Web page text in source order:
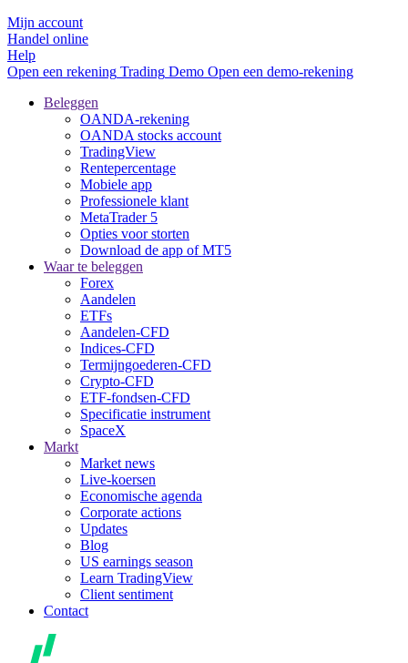
Mijn account
Handel online
Help
Open een rekening Trading Demo Open een demo-rekening
Beleggen
OANDA-rekening
OANDA stocks account
TradingView
Rentepercentage
Mobiele app
Professionele klant
MetaTrader 5
Opties voor storten
Download de app of MT5
Waar te beleggen
Forex
Aandelen
ETFs
Aandelen-CFD
Indices-CFD
Termijngoederen-CFD
Crypto-CFD
ETF-fondsen-CFD
Specificatie instrument
SpaceX
Markt
Market news
Live-koersen
Economische agenda
Corporate actions
Updates
Blog
US earnings season
Learn TradingView
Client sentiment
Contact